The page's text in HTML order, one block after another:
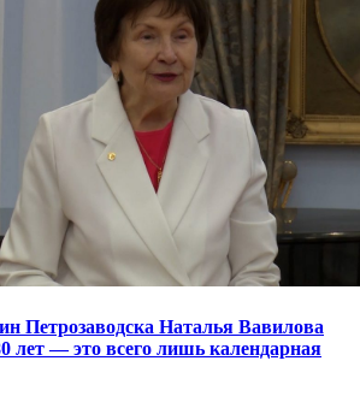
Петрозаводска Наталья Вавилова
лет — это всего лишь календарная